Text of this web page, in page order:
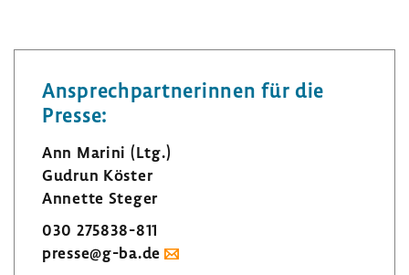
Ansprech­part­ne­rinnen für die
Presse:
Ann Marini (Ltg.)
Gudrun Köster
Annette Steger
030 275838-​811
presse@g-ba.de